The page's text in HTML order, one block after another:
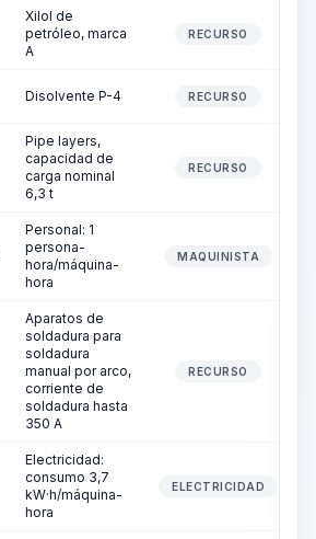
Xilol de
petróleo, marca
A
RECURSO
Disolvente P-4 RECURSO
Pipe layers,
capacidad de
carga nominal
6,3 t
RECURSO
Personal: 1
persona-
hora/máquina-
hora
MAQUINISTA
Aparatos de
soldadura para
soldadura
manual por arco,
corriente de
soldadura hasta
350 A
RECURSO
Electricidad:
consumo 3,7
kW·h/máquina-
hora
ELECTRICIDAD